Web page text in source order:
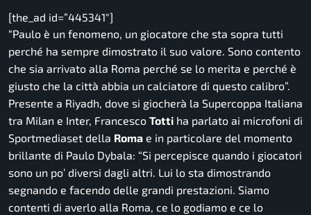
[the_ad id=”445341″]
“Paulo è un fenomeno, un giocatore che sta sopra tutti
perché ha sempre dimostrato il suo valore. Sono contento
che sia arrivato alla Roma perché se lo merita e perché è
giusto che la città abbia un calciatore di questo calibro”.
Presente a Riyadh, dove si giocherà la Supercoppa Italiana
tra Milan e Inter, Francesco Totti ha parlato ai microfoni di
Sportmediaset della Roma e in particolare del momento
brillante di Paulo Dybala: “Si percepisce quando i giocatori
sono un po’ diversi dagli altri. Lui lo sta dimostrando
segnando e facendo delle grandi prestazioni. Siamo
contenti di averlo alla Roma, ce lo godiamo e ce lo